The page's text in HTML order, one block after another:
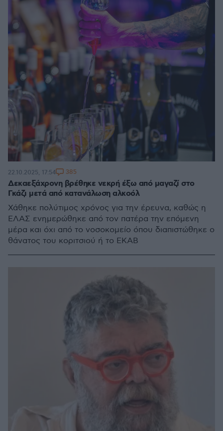
Δεκαεξάχρονη βρέθηκε νεκρή έξω από μαγαζί στο
Γκάζι μετά από κατανάλωση αλκοόλ
Χάθηκε πολύτιμος χρόνος για την έρευνα, καθώς η
ΕΛΑΣ ενημερώθηκε από τον πατέρα την επόμενη
μέρα και όχι από το νοσοκομείο όπου διαπιστώθηκε ο
θάνατος του κοριτσιού ή το ΕΚΑΒ
22.10.2025, 17:54 385